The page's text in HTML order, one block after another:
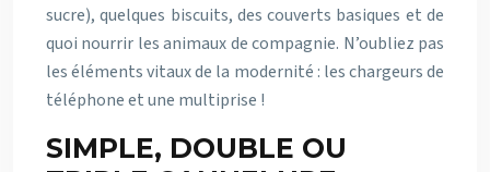
sucre), quelques biscuits, des couverts basiques et de
quoi nourrir les animaux de compagnie. N’oubliez pas
les éléments vitaux de la modernité : les chargeurs de
téléphone et une multiprise !
SIMPLE, DOUBLE OU